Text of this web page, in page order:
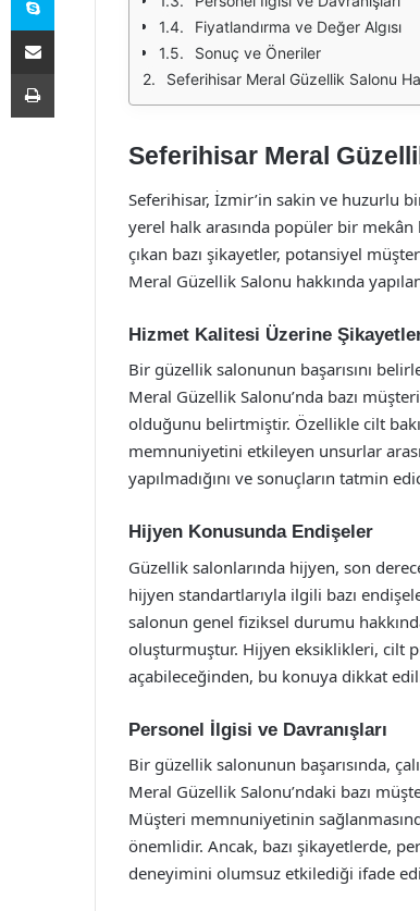
Fiyatlandırma ve Değer Algısı
Sonuç ve Öneriler
Seferihisar Meral Güzellik Salonu
Seferihisar Meral
Seferihisar, İzmir’in sakin ve huzurlu
yerel halk arasında popüler bir
çıkan bazı şikayetler, potansiyel
Meral Güzellik Salonu hakkında
Hizmet Kalitesi Üzerine
Bir güzellik salonunun başarısını
Meral Güzellik Salonu’nda bazı
olduğunu belirtmiştir. Özellikle cilt
memnuniyetini etkileyen unsurlar
yapılmadığını ve sonuçların tatmin
Hijyen Konusunda Endişeler
Güzellik salonlarında hijyen, son
hijyen standartlarıyla ilgili bazı
salonun genel fiziksel durumu
oluşturmuştur. Hijyen eksiklikleri, cilt
açabileceğinden, bu konuya dikkat
Personel İlgisi ve Davranışları
Bir güzellik salonunun başarısında,
Meral Güzellik Salonu’ndaki bazı
Müşteri memnuniyetinin
önemlidir. Ancak, bazı şikayetlerde,
deneyimini olumsuz etkilediği ifade
E-Posta ile paylaş